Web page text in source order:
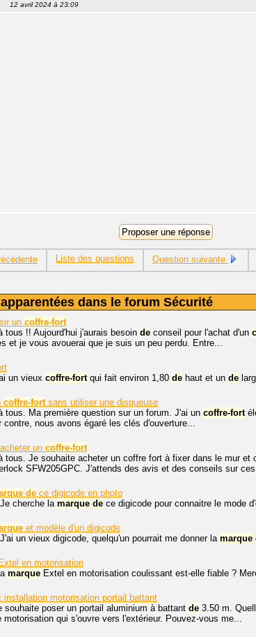
12 avril 2024 à 23:09
Liste des questions Question suivante
dans le forum Sécurité
un coffre-fort
tous !! Aujourd'hui j'aurais besoin de conseil pour l'achat d'un
et je vous avouerai que je suis un peu perdu. Entre...
un vieux coffre-fortqui fait environ 1,80 de haut et un de
coffre-fortsans utiliser une disqueuse
tous. Ma première question sur un forum. J'ai un coffre-fort
nous avons égaré les clés d'ouverture...
un coffre-fort
tous. Je souhaite acheter un coffre fort à fixer dans le mur
SFW205GPC. J'attends des avis et des conseils sur
de ce digicode en photo
cherche lamarque de ce digicode pour connaitre le mode
et modèle d'un digicode
un vieux digicode, quelqu'un pourrait me donner la marque
Extel en motorisation
marque Extel en motorisation coulissant est-elle fiable ?
installation motorisation portail battant
souhaite poser un portail aluminium à battant de 3.50 m.
motorisation qui s'ouvre vers l'extérieur. Pouvez-vous me...